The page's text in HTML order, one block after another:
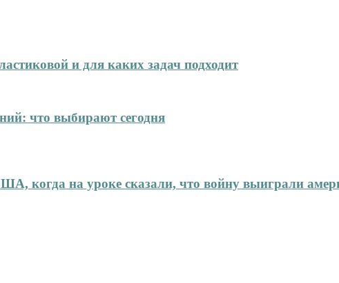
и для каких задач подходит
что выбирают сегодня
когда на уроке сказали, что войну выиграли